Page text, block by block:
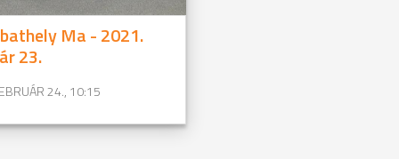
Ma - 2021.
23.
24., 10:15